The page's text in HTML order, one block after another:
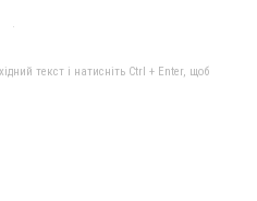
текст і натисніть Ctrl + Enter, щоб